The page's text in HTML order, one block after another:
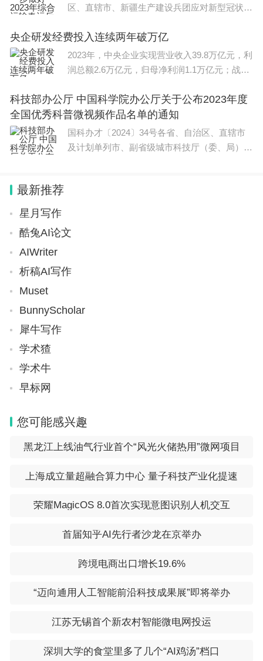
区、直辖市、新疆生产建设兵团应对新型冠状病
运工作专班：当前正值春运返程高峰，营业性客
运量和高
央企研发经费投入连续两年破万亿
2023年，中央企业实现营业收入39.8万亿元，利
润总额2.6万亿元，归母净利润1.1万亿元；战略
1%；研发经费投入1.1万亿元，连续两年破万
亿……在24日举行的国新办发布会上，国务院国
资委副主任
科技部办公厅 中国科学院办公厅关于公布2023年度
全国优秀科普微视频作品名单的通知
国科办才〔2024〕34号各省、自治区、直辖市
及计划单列市、副省级城市科技厅（委、局），
最新推荐
星月写作
酷兔AI论文
AIWriter
析稿AI写作
Muset
BunnyScholar
犀牛写作
学术猹
学术牛
早标网
您可能感兴趣
黑龙江上线油气行业首个“风光火储热用”微网项目
上海成立量超融合算力中心 量子科技产业化提速
荣耀MagicOS 8.0首次实现意图识别人机交互
首届知乎AI先行者沙龙在京举办
跨境电商出口增长19.6%
“迈向通用人工智能前沿科技成果展”即将举办
江苏无锡首个新农村智能微电网投运
深圳大学的食堂里多了几个“AI鸡汤”档口